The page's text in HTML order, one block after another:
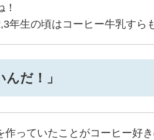
年生の頃はコーヒー牛乳すら
んだ！」
作っていたことがコーヒー好